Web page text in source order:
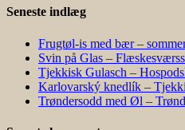
Seneste indlæg
Frugtøl-is med bær –
Svin på Glas –
Tjekkisk Gulasch –
Karlovarský knedlík –
Trøndersodd med Øl –